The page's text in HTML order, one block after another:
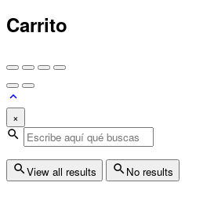
Carrito
×
View all results No results